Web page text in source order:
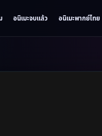
อนิเมะจบแล้ว อนิเมะพากย์ไทย